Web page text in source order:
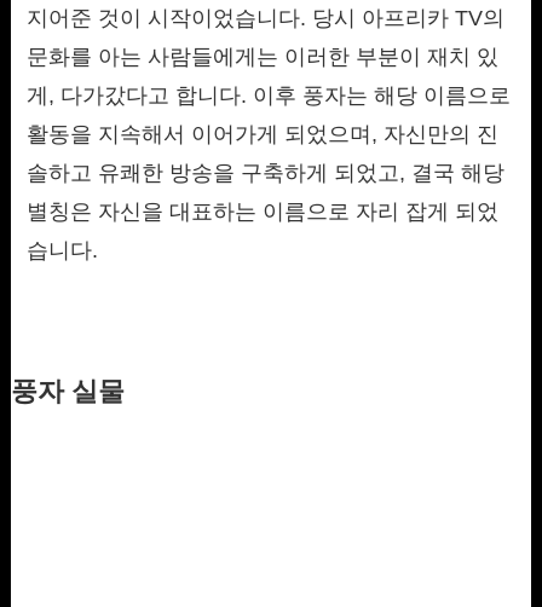
지어준 것이 시작이었습니다. 당시 아프리카 TV의
문화를 아는 사람들에게는 이러한 부분이 재치 있
게, 다가갔다고 합니다. 이후 풍자는 해당 이름으로
활동을 지속해서 이어가게 되었으며, 자신만의 진
솔하고 유쾌한 방송을 구축하게 되었고, 결국 해당
별칭은 자신을 대표하는 이름으로 자리 잡게 되었
습니다.
풍자 실물